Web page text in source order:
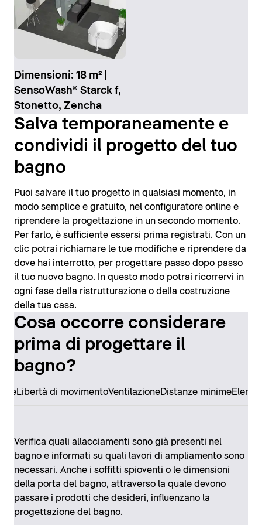
Dimensioni: 18 m² |
SensoWash® Starck f,
Stonetto, Zencha
Salva temporaneamente e
condividi il progetto del tuo
bagno
Puoi salvare il tuo progetto in qualsiasi momento, in
modo semplice e gratuito, nel configuratore online e
riprendere la progettazione in un secondo momento.
Per farlo, è sufficiente essersi prima registrati. Con un
clic potrai richiamare le tue modifiche e riprendere da
dove hai interrotto, per progettare passo dopo passo
il tuo nuovo bagno. In questo modo potrai ricorrervi in
ogni fase della ristrutturazione o della costruzione
della tua casa.
Cosa occorre considerare
prima di progettare il
bagno?
Libertà di movimentoVentilazioneDistanze minime
Verifica quali allacciamenti sono già presenti nel
bagno e informati su quali lavori di ampliamento sono
necessari. Anche i soffitti spioventi o le dimensioni
della porta del bagno, attraverso la quale devono
passare i prodotti che desideri, influenzano la
progettazione del bagno.